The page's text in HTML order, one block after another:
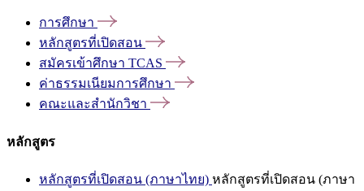
การศึกษา
หลักสูตรที่เปิดสอน
สมัครเข้าศึกษา TCAS
ค่าธรรมเนียมการศึกษา
คณะและสำนักวิชา
หลักสูตร
หลักสูตรที่เปิดสอน (ภาษาไทย) หลักสูตรที่เปิดสอน (ภาษา